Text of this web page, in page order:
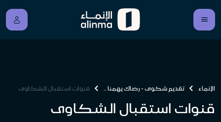
الإنماء تقديم شكوى - رضاك يهمنا .. قنوات استقبال الشكاوى
قنوات استقبال الشكاوى